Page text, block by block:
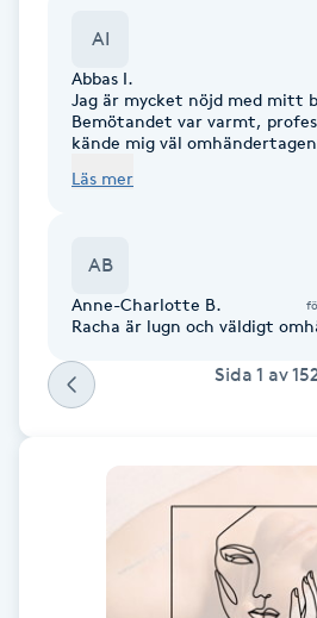
Gelenaglar
Gellack
Gellack med förstärkning
Gravidyoga
Gruppträning
Gua Sha-massage
Hatha Yoga
AI
Abbas I.
Jag är mycket nöjd med mitt
Bemötandet var varmt,
kände mig väl
mina önskemål, vilket gjorde
kvalitet och utmärkt service.
fantastisk upplevelse!
Läs mer
AB
Anne-Charlotte B.
Racha är lugn och väldigt
Sida 1 av